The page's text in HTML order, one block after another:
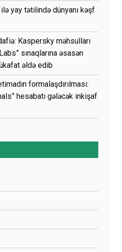
yay tətilində dünyanı kəşf
Kaspersky məhsulları
sınaqlarına əsasən
əldə edib
formalaşdırılması:
hesabatı gələcək inkişaf